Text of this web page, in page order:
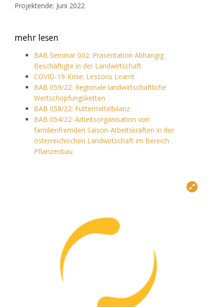
Projektende: Juni 2022
mehr lesen
BAB Seminar 002: Präsentation Abhängig
Beschäftigte in der Landwirtschaft
COVID-19-Krise: Lessons Learnt
BAB 059/22: Regionale landwirtschaftliche
Wertschöpfungsketten
BAB 058/22: Futtermittelbilanz
BAB 054/22: Arbeitsorganisation von
familienfremden Saison-Arbeitskräften in der
österreichischen Landwirtschaft im Bereich
Pflanzenbau